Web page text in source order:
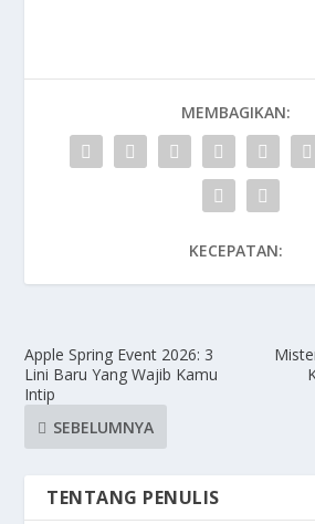
MEMBAGIKAN:
KECEPATAN:
Apple Spring Event 2026: 3
Lini Baru Yang Wajib Kamu
Intip
SEBELUMNYA
TENTANG PENULIS